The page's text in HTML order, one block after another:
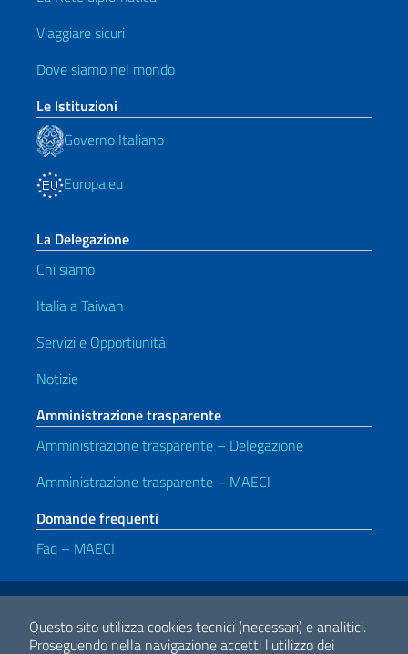
Questo sito utilizza cookies tecnici (necessari) e analitici.
Proseguendo nella navigazione accetti l'utilizzo dei
Viaggiare sicuri
Dove siamo nel mondo
Le Istituzioni
Governo Italiano
Europa.eu
La Delegazione
Chi siamo
Italia a Taiwan
Servizi e Opportiunità
Notizie
Amministrazione trasparente
Amministrazione trasparente – Delegazione
Amministrazione trasparente – MAECI
Domande frequenti
Faq – MAECI
Link Utili